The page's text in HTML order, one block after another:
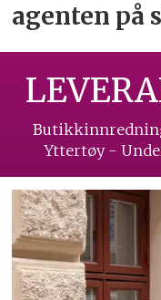
agenten på
Yttertøy -